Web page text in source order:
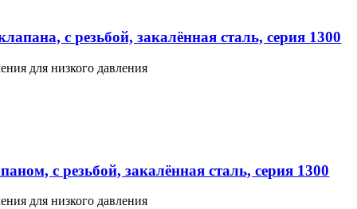
с резьбой, закалённая сталь, серия 1300
для низкого давления
с резьбой, закалённая сталь, серия 1300
для низкого давления